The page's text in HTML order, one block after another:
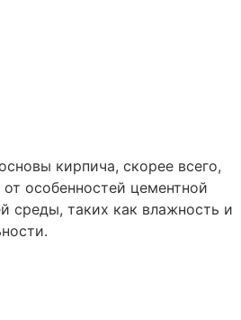
кирпича, скорее всего,
особенностей цементной
среды, таких как влажность и